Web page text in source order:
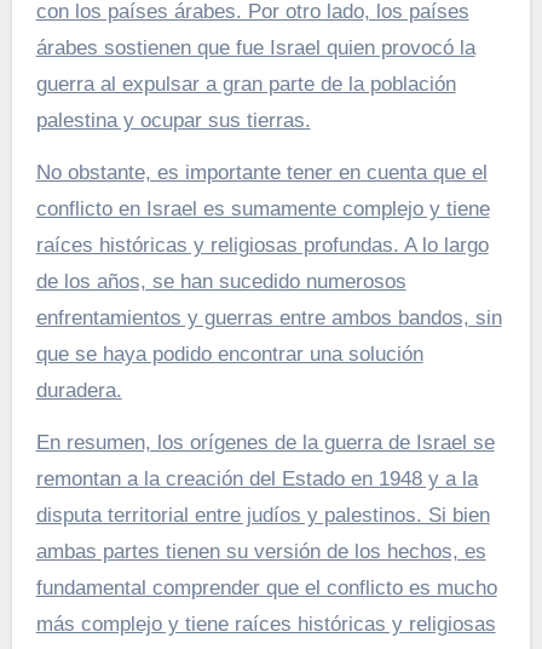
con los países árabes. Por otro lado, los países
árabes sostienen que fue Israel quien provocó la
guerra al expulsar a gran parte de la población
palestina y ocupar sus tierras.
No obstante, es importante tener en cuenta que el
conflicto en Israel es sumamente complejo y tiene
raíces históricas y religiosas profundas. A lo largo
de los años, se han sucedido numerosos
enfrentamientos y guerras entre ambos bandos, sin
que se haya podido encontrar una solución
duradera.
En resumen, los orígenes de la guerra de Israel se
remontan a la creación del Estado en 1948 y a la
disputa territorial entre judíos y palestinos. Si bien
ambas partes tienen su versión de los hechos, es
fundamental comprender que el conflicto es mucho
más complejo y tiene raíces históricas y religiosas